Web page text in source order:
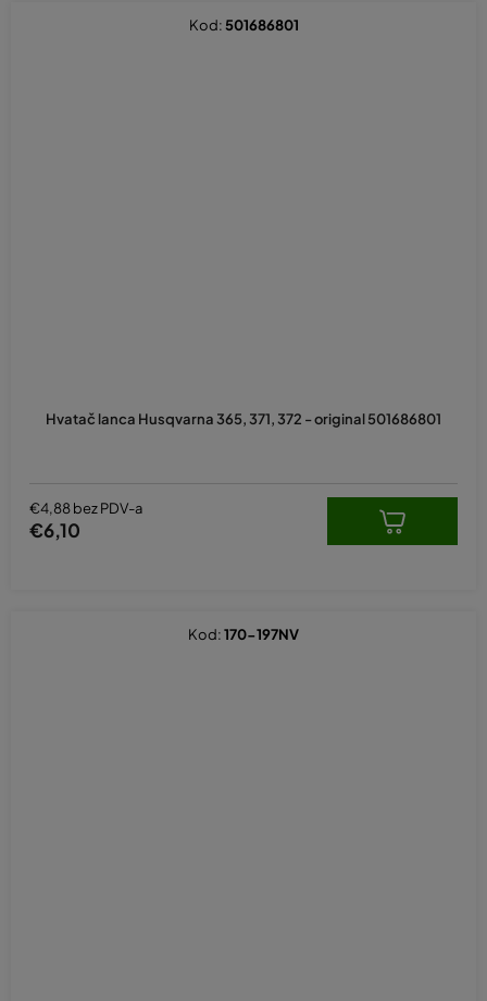
Hvatač lanca Husqvarna 365, 371, 372 - original 501686801
€4,88 bez PDV-a
€6,10
Kod: 501686801
Kod:170-197NV